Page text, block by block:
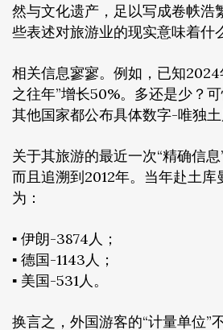
然与文化遗产，足以写成卷帙浩
些表述对旅游业的现实意味着什
相关信息寥寥。例如，已知
之往年”增长50%。多还是少？
其他国家都公布具体数字-唯独土
关于其旅游的最近一次“精确信息
而且追溯到2012年。当年赴土库
为：
▪ 伊朗-3874人；
▪ 德国-1143人；
▪ 美国-531人。
换言之，外国游客的“计量单位”